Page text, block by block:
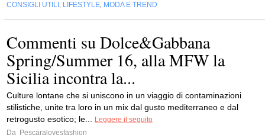
CONSIGLI UTILI
LIFESTYLE MODA E TREND
Commenti su Dolce&Gabbana
Spring/Summer 16, alla MFW la
Sicilia incontra la...
Culture lontane che si uniscono in un viaggio di contaminazioni
stilistiche, unite tra loro in un mix dal gusto mediterraneo e dal
retrogusto esotico; le...
Leggere il seguito
Da Pescaralovesfashion